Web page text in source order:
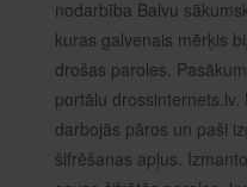
nodarbība Balvu
kuras galvenais mērķis
drošas paroles.
portālu
darbojās pāros un paši
šifrēšanas apļus.